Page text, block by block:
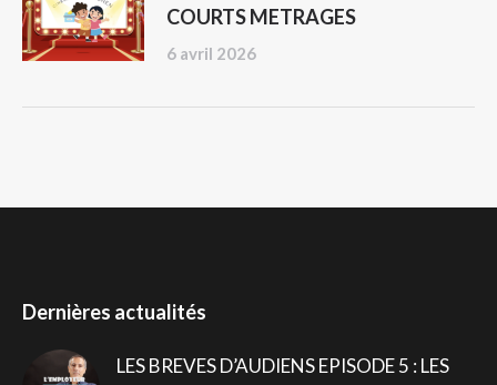
COURTS METRAGES
6 avril 2026
Dernières actualités
LES BREVES D’AUDIENS EPISODE 5 : LES